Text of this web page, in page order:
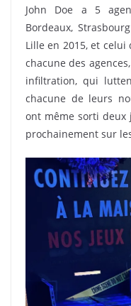
John Doe a 5
Bordeaux,
Lille en 2015, et celui
chacune des
infiltration, qui
chacune de leurs
ont même sorti deux
prochainement sur